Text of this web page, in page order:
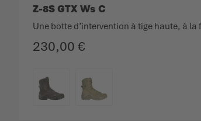
230,00 €
Z-8S GTX Ws C
COULEUR